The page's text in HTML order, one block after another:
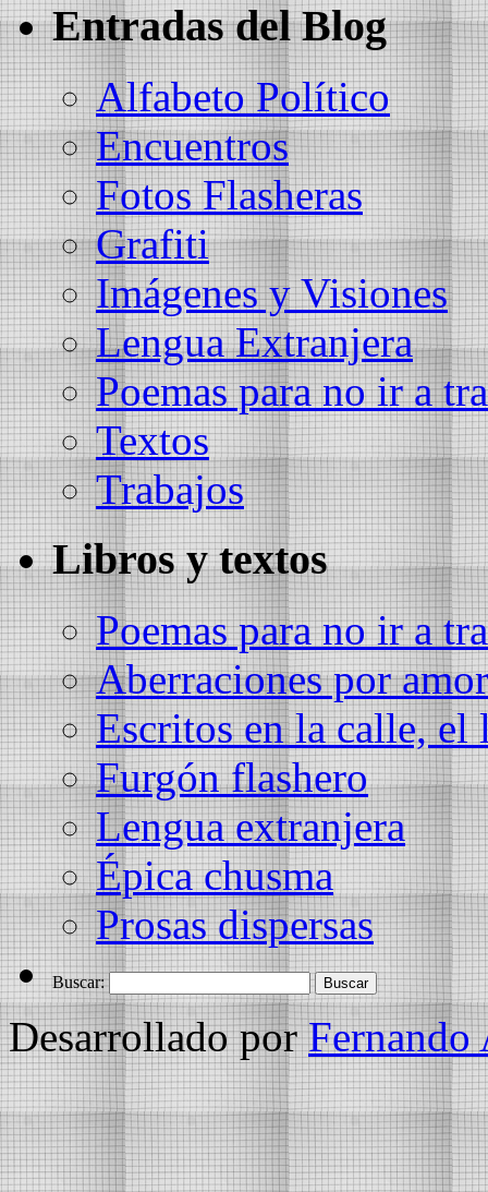
Entradas del Blog
Alfabeto Político
Encuentros
Fotos Flasheras
Grafiti
Imágenes y Visiones
Lengua Extranjera
Poemas para no ir a
Textos
Trabajos
Libros y textos
Poemas para no ir a
Aberraciones por amor
Escritos en la calle, el
Furgón flashero
Lengua extranjera
Épica chusma
Prosas dispersas
Buscar:
Desarrollado porFernando